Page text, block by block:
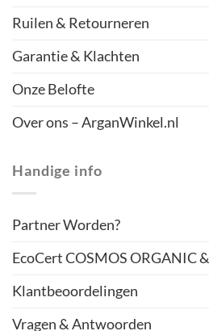
Ruilen & Retourneren
Garantie & Klachten
Onze Belofte
Over ons – ArganWinkel.nl
Handige info
Partner Worden?
EcoCert COSMOS ORGANIC
Klantbeoordelingen
Vragen & Antwoorden